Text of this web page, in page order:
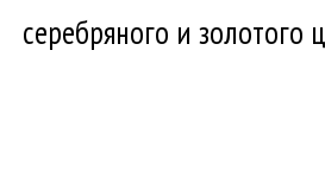
серебряного и золотого